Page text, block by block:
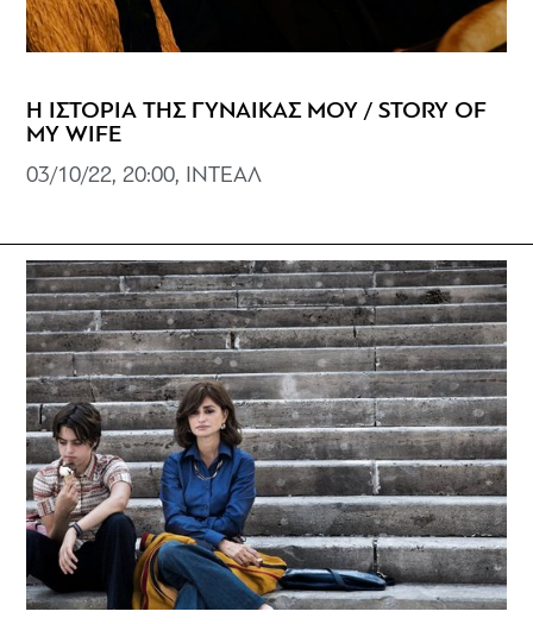
Η ΙΣΤΟΡΙΑ ΤΗΣ ΓΥΝΑΙΚΑΣ ΜΟΥ / STORY OF
MY WIFE
03/10/22, 20:00, ΙΝΤΕΑΛ